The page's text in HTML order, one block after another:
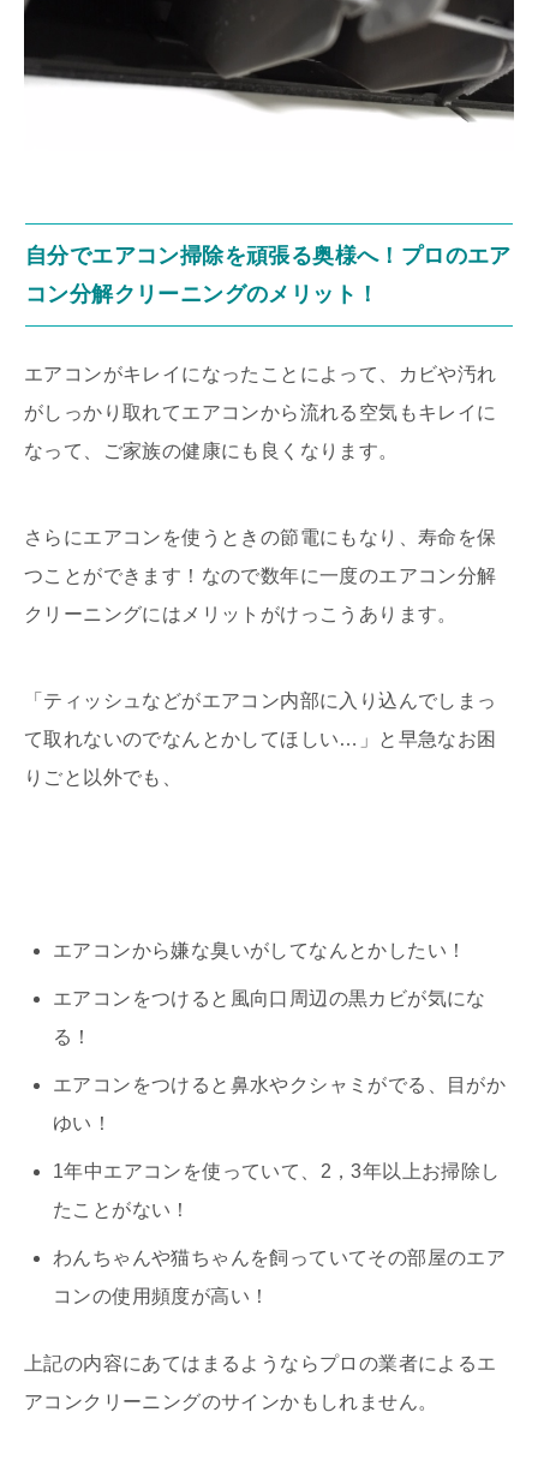
自分でエアコン掃除を頑張る奥様へ！プロのエア
コン分解クリーニングのメリット！
エアコンがキレイになったことによって、カビや汚れ
がしっかり取れてエアコンから流れる空気もキレイに
なって、ご家族の健康にも良くなります。
さらにエアコンを使うときの節電にもなり、寿命を保
つことができます！なので数年に一度のエアコン分解
クリーニングにはメリットがけっこうあります。
「ティッシュなどがエアコン内部に入り込んでしまっ
て取れないのでなんとかしてほしい…」と早急なお困
りごと以外でも、
エアコンから嫌な臭いがしてなんとかしたい！
エアコンをつけると風向口周辺の黒カビが気にな
る！
エアコンをつけると鼻水やクシャミがでる、目がか
ゆい！
1年中エアコンを使っていて、2，3年以上お掃除し
たことがない！
わんちゃんや猫ちゃんを飼っていてその部屋のエア
コンの使用頻度が高い！
上記の内容にあてはまるようならプロの業者によるエ
アコンクリーニングのサインかもしれません。